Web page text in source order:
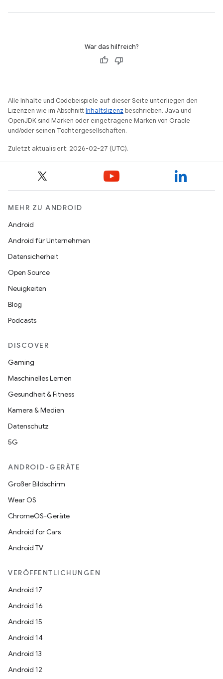
War das hilfreich?
Alle Inhalte und Codebeispiele auf dieser Seite unterliegen den
Lizenzen wie im AbschnittInhaltslizenz beschrieben. Java und
OpenJDK sind Marken oder eingetragene Marken von Oracle
und/oder seinen Tochtergesellschaften.
Zuletzt aktualisiert: 2026-02-27 (UTC).
MEHR ZU ANDROID
Android
Android für Unternehmen
Datensicherheit
Open Source
Neuigkeiten
Blog
Podcasts
DISCOVER
Gaming
Maschinelles Lernen
Gesundheit & Fitness
Kamera & Medien
Datenschutz
5G
ANDROID-GERÄTE
Großer Bildschirm
Wear OS
ChromeOS-Geräte
Android for Cars
Android TV
VERÖFFENTLICHUNGEN
Android 17
Android 16
Android 15
Android 14
Android 13
Android 12